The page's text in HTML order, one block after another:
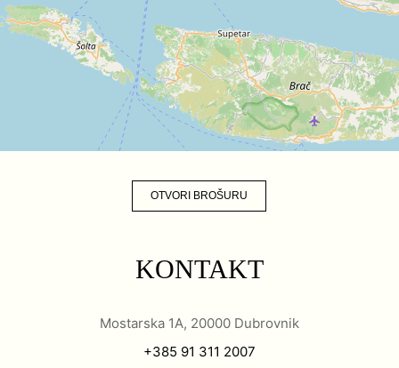
OTVORI BROŠURU
KONTAKT
Mostarska 1A, 20000 Dubrovnik
+385 91 311 2007